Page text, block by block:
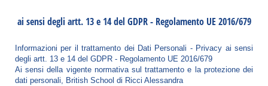
ai sensi degli artt. 13 e 14 del GDPR - Regolamento UE 2016/679
Informazioni per il trattamento dei Dati Personali - Privacy ai sensi
degli artt. 13 e 14 del GDPR - Regolamento UE 2016/679
Ai sensi della vigente normativa sul trattamento e la protezione dei
dati personali, British School di Ricci Alessandra